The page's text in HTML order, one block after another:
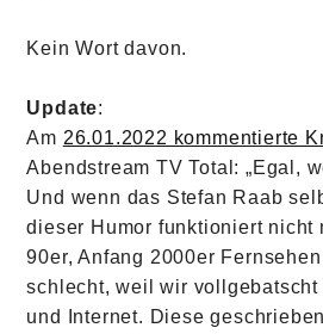
Kein Wort davon.
Update:
Am 26.01.2022 kommentierte
Abendstream TV Total: „Egal,
Und wenn das Stefan Raab
dieser Humor funktioniert
90er, Anfang 2000er
schlecht, weil wir vollgebatscht
und Internet. Diese